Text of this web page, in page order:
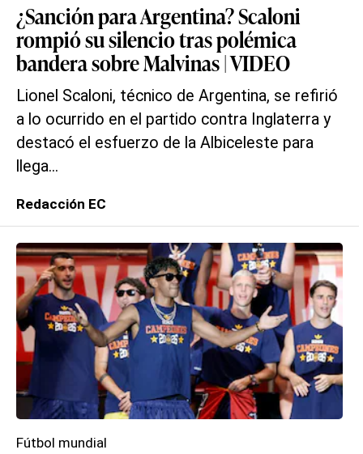
¿Sanción para Argentina? Scaloni
rompió su silencio tras polémica
bandera sobre Malvinas | VIDEO
Lionel Scaloni, técnico de Argentina, se refirió
a lo ocurrido en el partido contra Inglaterra y
destacó el esfuerzo de la Albiceleste para
llega...
Redacción EC
Fútbol mundial